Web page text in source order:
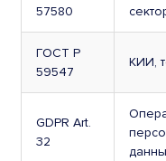
57580
ГОСТ Р
59547
КИИ,
GDPR Art.
32